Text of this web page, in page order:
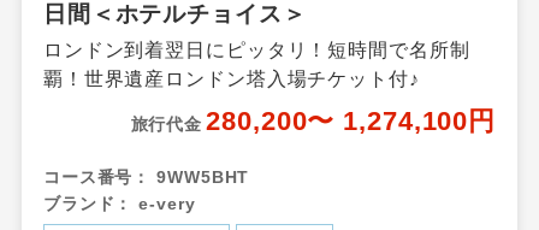
日間＜ホテルチョイス＞
ロンドン到着翌日にピッタリ！短時間で名所制
覇！世界遺産ロンドン塔入場チケット付♪
旅行代金 280,200〜 1,274,100円
コース番号：
9WW5BHT
ブランド：
e-very